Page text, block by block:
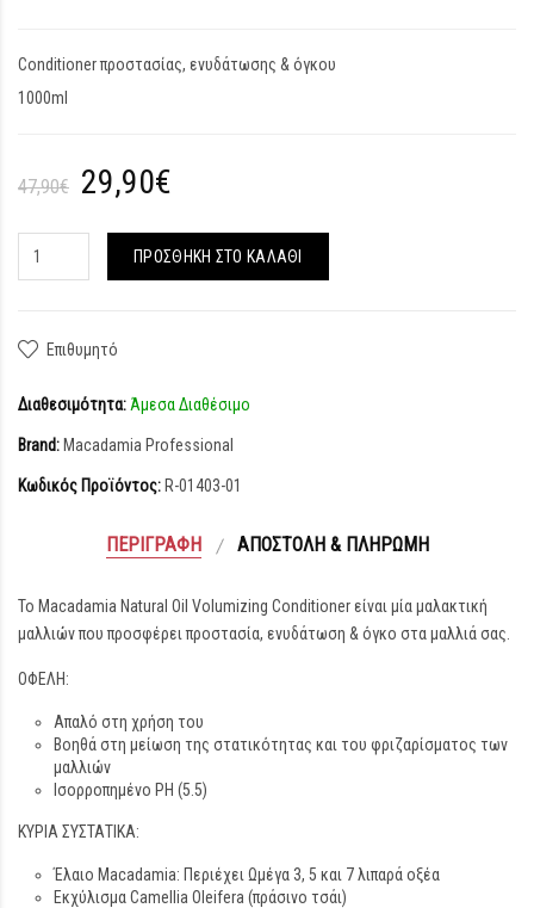
Conditioner προστασίας, ενυδάτωσης & όγκου
1000ml
47,90€ 29,90€
ΠΡΟΣΘΉΚΗ ΣΤΟ ΚΑΛΆΘΙ
Επιθυμητό
Διαθεσιμότητα: Άμεσα Διαθέσιμο
Brand: Macadamia Professional
Κωδικός Προϊόντος: R-01403-01
ΠΕΡΙΓΡΑΦΉ ΑΠΟΣΤΟΛΉ & ΠΛΗΡΩΜΉ
Το Macadamia Natural Oil Volumizing Conditioner είναι μία μαλακτική
μαλλιών που προσφέρει προστασία, ενυδάτωση & όγκο στα μαλλιά σας.
ΟΦΕΛΗ:
Απαλό στη χρήση του
Βοηθά στη μείωση της στατικότητας και του φριζαρίσματος των
μαλλιών
Ισορροπημένο PH (5.5)
ΚΥΡΙΑ ΣΥΣΤΑΤΙΚΑ:
Έλαιο Macadamia: Περιέχει Ωμέγα 3, 5 και 7 λιπαρά οξέα
Εκχύλισμα Camellia Oleifera (πράσινο τσάι)